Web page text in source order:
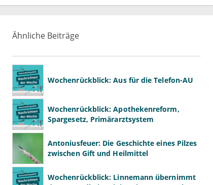
Ähnliche Beiträge
Wochenrückblick: Aus für die Telefon-AU
Wochenrückblick: Apothekenreform,
Spargesetz, Primärarztsystem
Antoniusfeuer: Die Geschichte eines Pilzes
zwischen Gift und Heilmittel
Wochenrückblick: Linnemann übernimmt